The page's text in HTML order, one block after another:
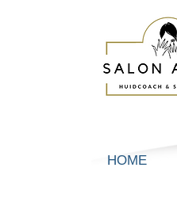
HOME